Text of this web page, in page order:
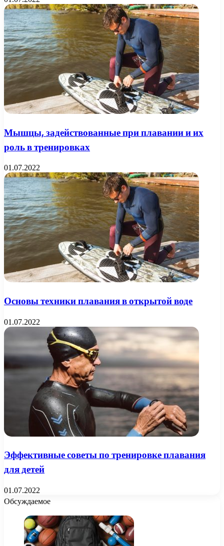
Мышцы, задействованные при плавании и их
роль в тренировках
01.07.2022
Основы техники плавания в открытой воде
01.07.2022
Эффективные советы по тренировке плавания
для детей
01.07.2022
Обсуждаемое